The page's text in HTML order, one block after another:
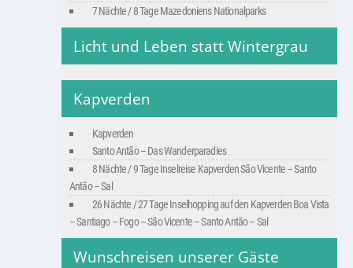
7 Nächte / 8 Tage Mazedoniens Nationalparks
Licht und Leben statt Wintergrau
Kapverden
Kapverden
Santo Antão – Das Wanderparadies
8 Nächte / 9 Tage Inselreise Kapverden São Vicente – Santo
Antão – Sal
26 Nächte / 27 Tage Inselhopping auf den Kapverden Boa Vista
– Santiago – Fogo – São Vicente – Santo Antão – Sal
Wunschreisen unserer Gäste